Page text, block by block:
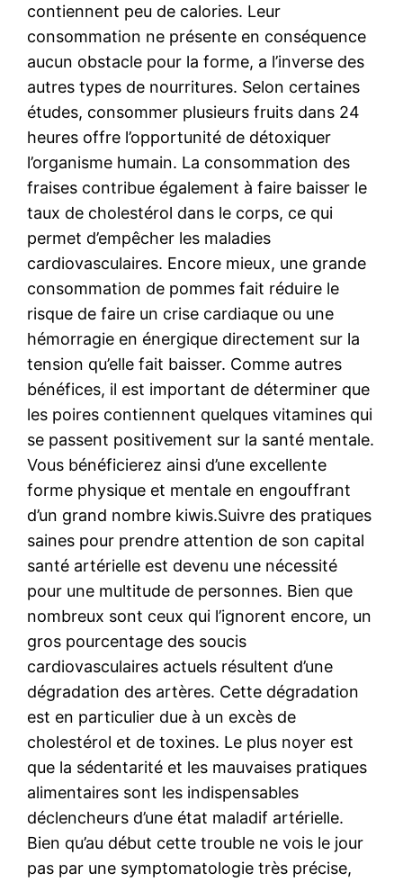
contiennent peu de calories. Leur
consommation ne présente en conséquence
aucun obstacle pour la forme, a l’inverse des
autres types de nourritures. Selon certaines
études, consommer plusieurs fruits dans 24
heures offre l’opportunité de détoxiquer
l’organisme humain. La consommation des
fraises contribue également à faire baisser le
taux de cholestérol dans le corps, ce qui
permet d’empêcher les maladies
cardiovasculaires. Encore mieux, une grande
consommation de pommes fait réduire le
risque de faire un crise cardiaque ou une
hémorragie en énergique directement sur la
tension qu’elle fait baisser. Comme autres
bénéfices, il est important de déterminer que
les poires contiennent quelques vitamines qui
se passent positivement sur la santé mentale.
Vous bénéficierez ainsi d’une excellente
forme physique et mentale en engouffrant
d’un grand nombre kiwis.Suivre des pratiques
saines pour prendre attention de son capital
santé artérielle est devenu une nécessité
pour une multitude de personnes. Bien que
nombreux sont ceux qui l’ignorent encore, un
gros pourcentage des soucis
cardiovasculaires actuels résultent d’une
dégradation des artères. Cette dégradation
est en particulier due à un excès de
cholestérol et de toxines. Le plus noyer est
que la sédentarité et les mauvaises pratiques
alimentaires sont les indispensables
déclencheurs d’une état maladif artérielle.
Bien qu’au début cette trouble ne vois le jour
pas par une symptomatologie très précise,